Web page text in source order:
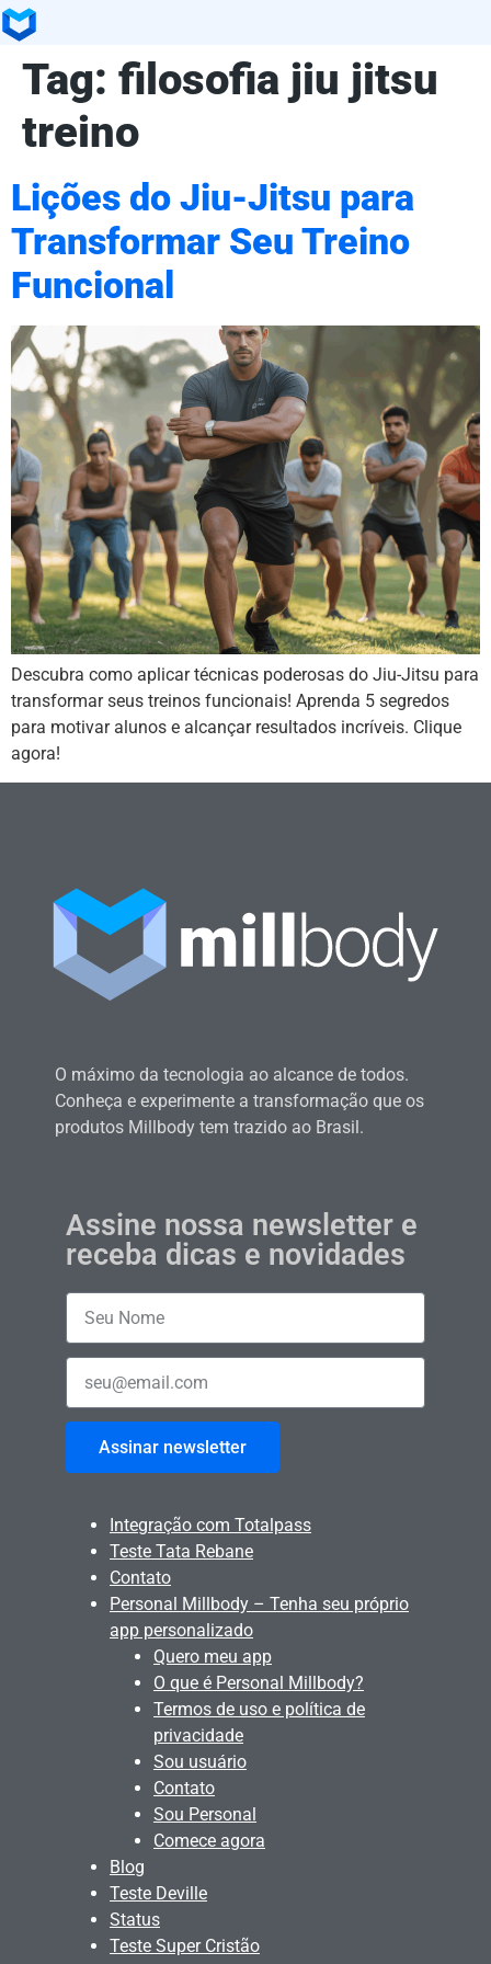
Tag: filosofia jiu jitsu
treino
Lições do Jiu-Jitsu para
Transformar Seu Treino
Funcional
Descubra como aplicar técnicas poderosas do Jiu-Jitsu para
transformar seus treinos funcionais! Aprenda 5 segredos
para motivar alunos e alcançar resultados incríveis. Clique
agora!
O máximo da tecnologia ao alcance de todos.
Conheça e experimente a transformação que os
produtos Millbody tem trazido ao Brasil.
Assine nossa newsletter e
receba dicas e novidades
Assinar newsletter
Integração com Totalpass
Teste Tata Rebane
Contato
Personal Millbody – Tenha seu próprio
app personalizado
Quero meu app
O que é Personal Millbody?
Termos de uso e política de
privacidade
Sou usuário
Contato
Sou Personal
Comece agora
Blog
Teste Deville
Status
Teste Super Cristão